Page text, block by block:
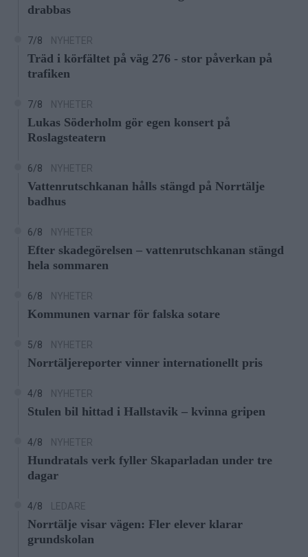
drabbas
7/8 NYHETER
Träd i körfältet på väg 276 - stor påverkan på
trafiken
7/8 NYHETER
Lukas Söderholm gör egen konsert på
Roslagsteatern
6/8 NYHETER
Vattenrutschkanan hålls stängd på Norrtälje
badhus
6/8 NYHETER
Efter skadegörelsen – vattenrutschkanan stängd
hela sommaren
6/8 NYHETER
Kommunen varnar för falska sotare
5/8 NYHETER
Norrtäljereporter vinner internationellt pris
4/8 NYHETER
Stulen bil hittad i Hallstavik – kvinna gripen
4/8 NYHETER
Hundratals verk fyller Skaparladan under tre
dagar
4/8 LEDARE
Norrtälje visar vägen: Fler elever klarar
grundskolan